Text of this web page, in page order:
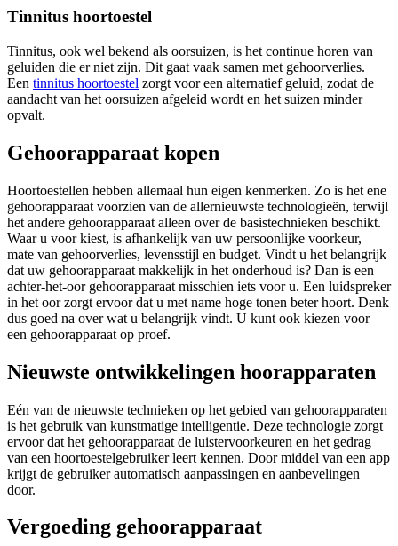
Tinnitus hoortoestel
Tinnitus, ook wel bekend als oorsuizen, is het continue horen van
geluiden die er niet zijn. Dit gaat vaak samen met gehoorverlies.
Een tinnitus hoortoestel zorgt voor een alternatief geluid, zodat de
aandacht van het oorsuizen afgeleid wordt en het suizen minder
opvalt.
Gehoorapparaat kopen
Hoortoestellen hebben allemaal hun eigen kenmerken. Zo is het ene
gehoorapparaat voorzien van de allernieuwste technologieën, terwijl
het andere gehoorapparaat alleen over de basistechnieken beschikt.
Waar u voor kiest, is afhankelijk van uw persoonlijke voorkeur,
mate van gehoorverlies, levensstijl en budget. Vindt u het belangrijk
dat uw gehoorapparaat makkelijk in het onderhoud is? Dan is een
achter-het-oor gehoorapparaat misschien iets voor u. Een luidspreker
in het oor zorgt ervoor dat u met name hoge tonen beter hoort. Denk
dus goed na over wat u belangrijk vindt. U kunt ook kiezen voor
een gehoorapparaat op proef.
Nieuwste ontwikkelingen hoorapparaten
Eén van de nieuwste technieken op het gebied van gehoorapparaten
is het gebruik van kunstmatige intelligentie. Deze technologie zorgt
ervoor dat het gehoorapparaat de luistervoorkeuren en het gedrag
van een hoortoestelgebruiker leert kennen. Door middel van een app
krijgt de gebruiker automatisch aanpassingen en aanbevelingen
door.
Vergoeding gehoorapparaat